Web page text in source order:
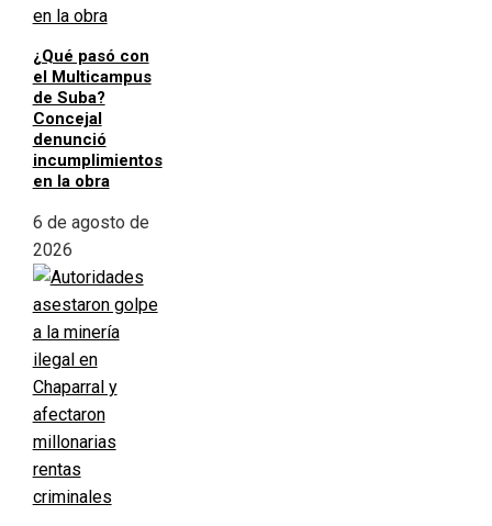
¿Qué pasó con
el Multicampus
de Suba?
Concejal
denunció
incumplimientos
en la obra
6 de agosto de
2026